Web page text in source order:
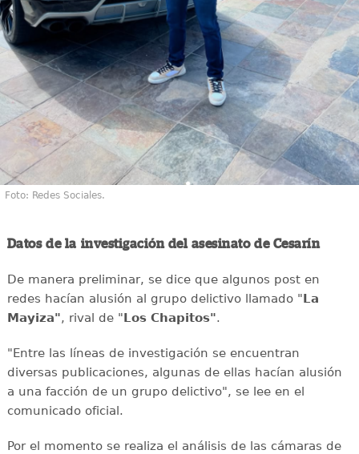
Foto: Redes Sociales.
Datos de la investigación del asesinato de Cesarín
De manera preliminar, se dice que algunos post en
redes hacían alusión al grupo delictivo llamado "La
Mayiza", rival de "Los Chapitos".
"Entre las líneas de investigación se encuentran
diversas publicaciones, algunas de ellas hacían alusión
a una facción de un grupo delictivo", se lee en el
comunicado oficial.
Por el momento se realiza el análisis de las cámaras de